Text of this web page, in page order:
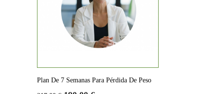
Plan De 7 Semanas Para Pérdida De Peso